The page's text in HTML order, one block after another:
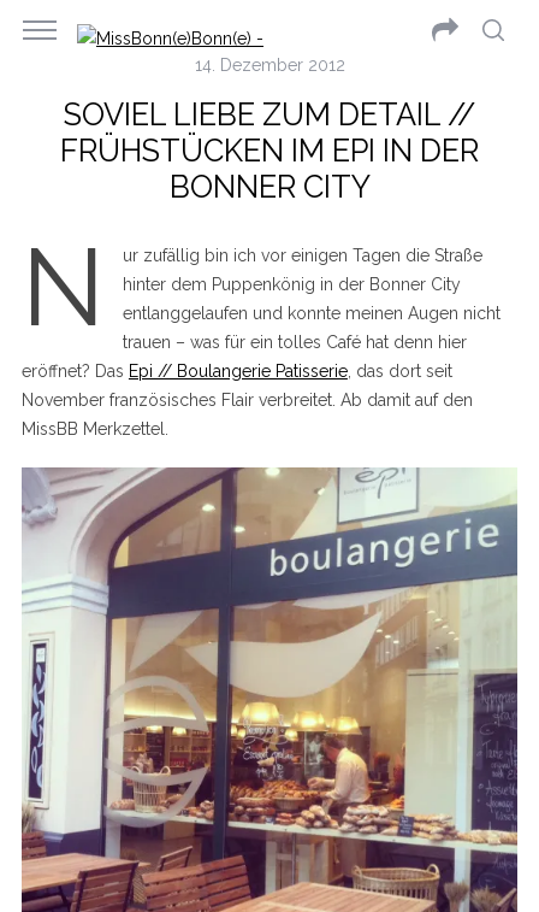
14. Dezember 2012
SOVIEL LIEBE ZUM DETAIL //
FRÜHSTÜCKEN IM EPI IN DER
BONNER CITY
N
ur zufällig bin ich vor einigen Tagen die Straße
hinter dem Puppenkönig in der Bonner City
entlanggelaufen und konnte meinen Augen nicht
trauen – was für ein tolles Café hat denn hier
eröffnet? Das Epi // Boulangerie Patisserie, das dort seit
November französisches Flair verbreitet. Ab damit auf den
MissBB Merkzettel.